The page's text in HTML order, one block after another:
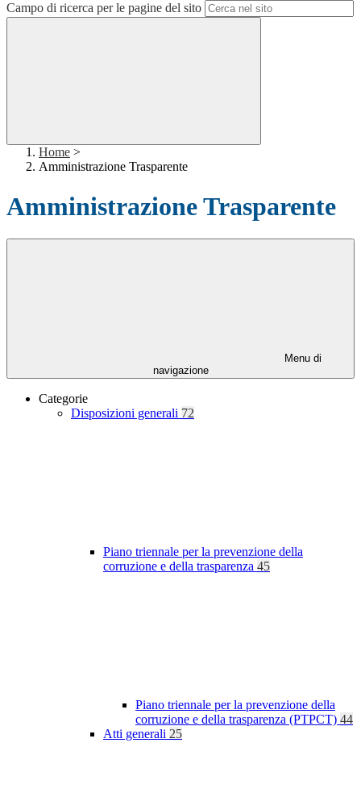
Campo di ricerca per le pagine del sito
Home >
Amministrazione Trasparente
Amministrazione Trasparente
Menu di
navigazione
Categorie
Disposizioni generali 72
Piano triennale per la prevenzione della
corruzione e della trasparenza 45
Piano triennale per la prevenzione della
corruzione e della trasparenza (PTPCT) 44
Atti generali 25